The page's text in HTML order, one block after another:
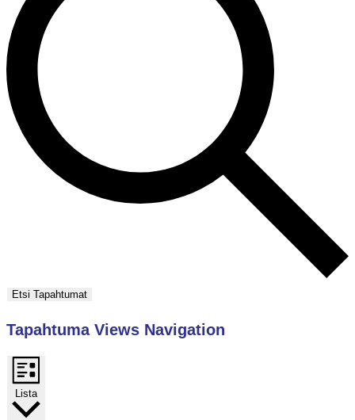
Etsi Tapahtumat
Tapahtuma Views Navigation
Lista